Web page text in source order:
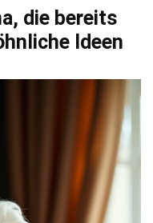
die bereits
Ideen